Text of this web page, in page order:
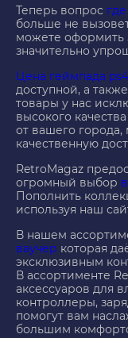
Теперь вопрос
больше не
можете оформить
значительно
Цена геймпада ps4
доступной, а
товары у нас
высокого
от вашего
качественную
RetroMagaz
огромный выбор
Пополнить
используя наш
В нашем
ваучер которая
эксклюзивным
В ассортименте
аксессуаров для
контроллеры,
помогут вам
большим